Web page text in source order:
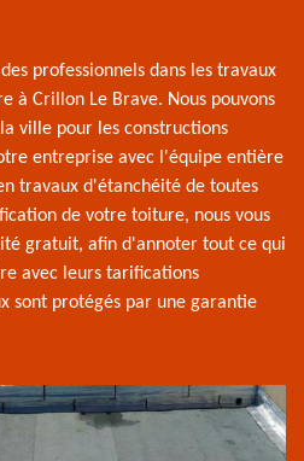
professionnels dans les travaux
à Crillon Le Brave. Nous pouvons
ville pour les constructions
entreprise avec l'équipe entière
travaux d'étanchéité de toutes
de votre toiture, nous vous
gratuit, afin d'annoter tout ce qui
avec leurs tarifications
sont protégés par une garantie